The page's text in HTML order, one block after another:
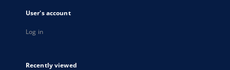
User's account
Log in
Recently viewed